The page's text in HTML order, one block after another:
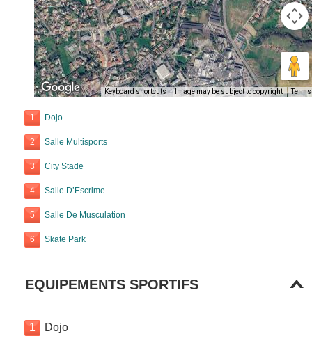
Keyboard shortcuts Image may be subject to copyright Terms
1 Dojo
2 Salle Multisports
3 City Stade
4 Salle D’Escrime
5 Salle De Musculation
6 Skate Park
EQUIPEMENTS SPORTIFS
1 Dojo